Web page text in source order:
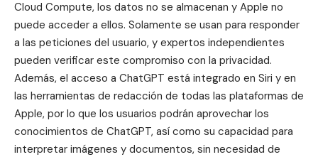
Cloud Compute, los datos no se almacenan y Apple no
puede acceder a ellos. Solamente se usan para responder
a las peticiones del usuario, y expertos independientes
pueden verificar este compromiso con la privacidad.
Además, el acceso a ChatGPT está integrado en Siri y en
las herramientas de redacción de todas las plataformas de
Apple, por lo que los usuarios podrán aprovechar los
conocimientos de ChatGPT, así como su capacidad para
interpretar imágenes y documentos, sin necesidad de